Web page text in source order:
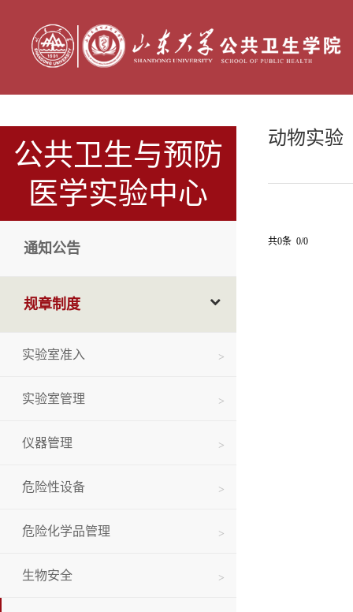
公共卫生与预防
医学实验中心
通知公告
规章制度
实验室准入
实验室管理
仪器管理
危险性设备
危险化学品管理
生物安全
动物实验
共0条 0/0